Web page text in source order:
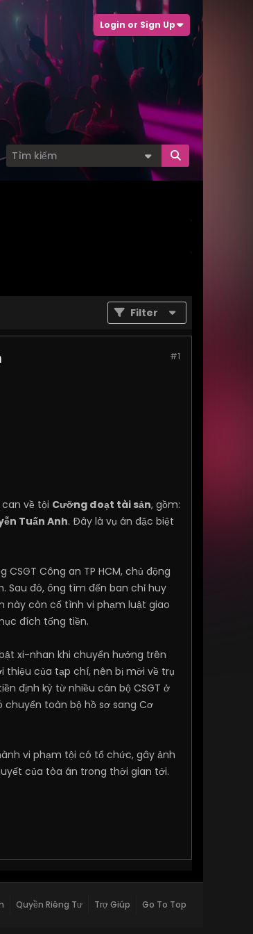
Login or Sign Up
Filter
#1
về tội Cưỡng đoạt tài sản, gồm:
Tuấn Anh. Đây là vụ án đặc biệt
Công an TP HCM, chủ động
Sau đó, ông tìm đến ban chỉ huy
này còn cố tình vi phạm luật giao
đích tống tiền.
xi-nhan khi chuyển hướng trên
thiệu của tạp chí, nên bị mời về trụ
định kỳ từ nhiều cán bộ CSGT ở
toàn bộ hồ sơ sang Cơ
vi phạm tội có tổ chức, gây ảnh
của tòa án trong thời gian tới.
Quyền Riêng Tư Trợ Giúp Go To Top